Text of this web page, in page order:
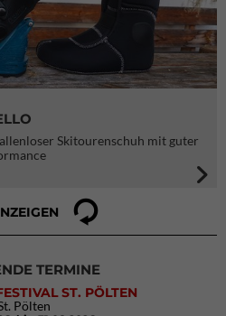
Skitourenschuh mit guter
TERMINE
ST. PÖLTEN
Pölten